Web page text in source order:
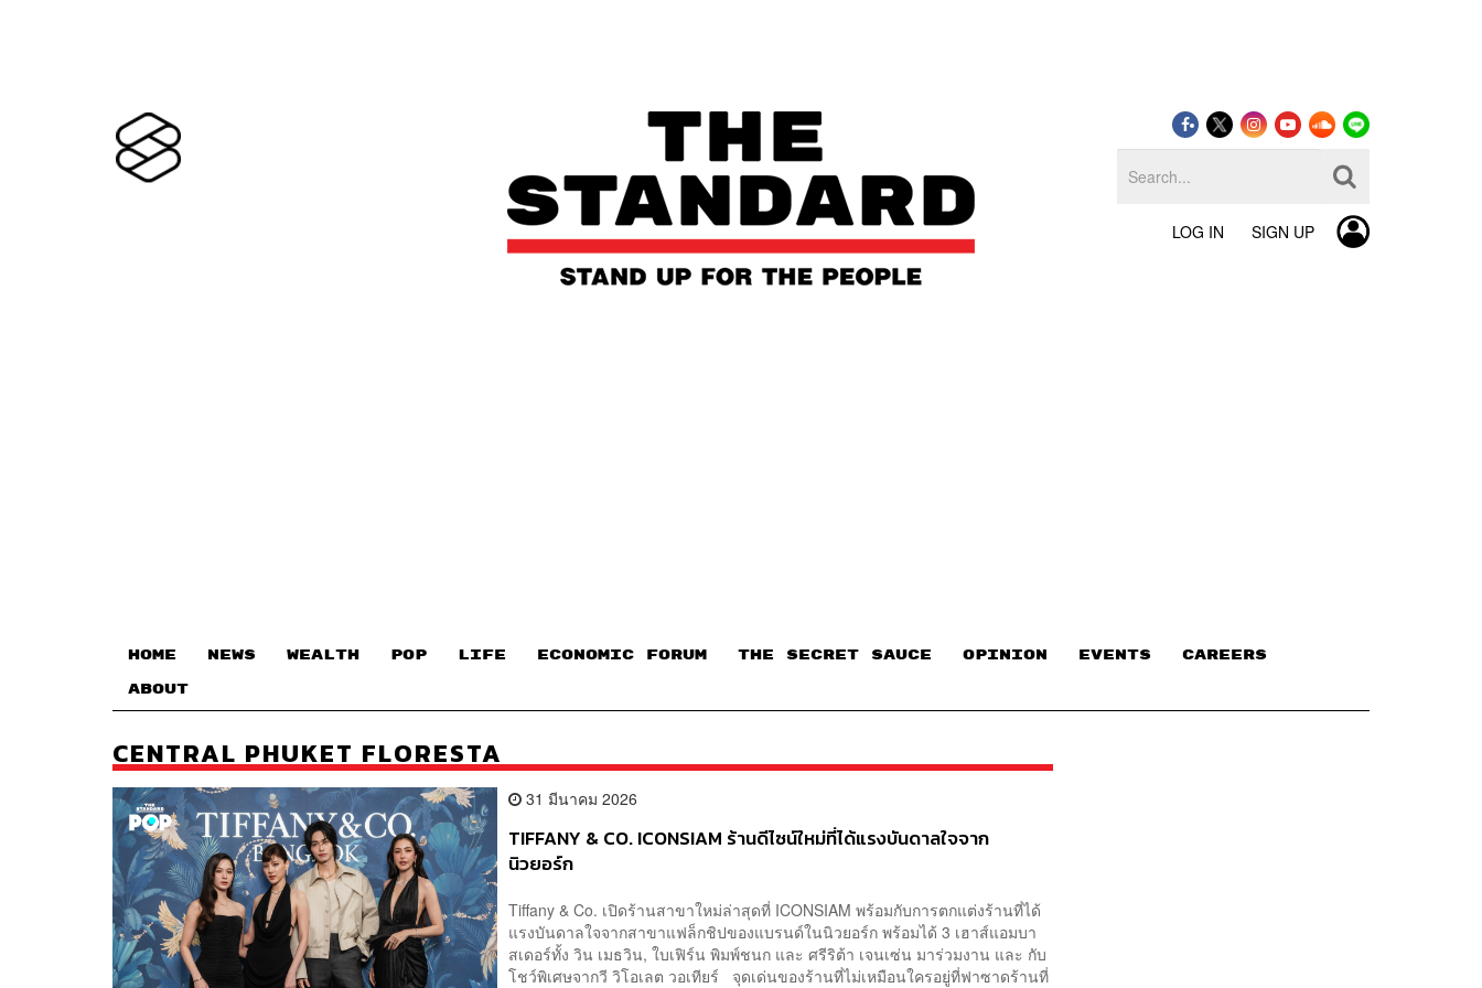
LOG IN SIGN UP
HOME NEWS WEALTH POP LIFE ECONOMIC FORUM THE SECRET SAUCE​ OPINION EVENTS CAREERS
ABOUT
CENTRAL PHUKET FLORESTA
31 มีนาคม 2026
TIFFANY & CO. ICONSIAM ร้านดีไซน์ใหม่ที่ได้แรงบันดาลใจจาก
นิวยอร์ก
Tiffany & Co. เปิดร้านสาขาใหม่ล่าสุดที่ ICONSIAM พร้อมกับการตกแต่งร้านที่ได้
แรงบันดาลใจจากสาขาแฟล็กชิปของแบรนด์ในนิวยอร์ก พร้อมได้ 3 เฮาส์แอมบา
สเดอร์ทั้ง วิน เมธวิน, ใบเฟิร์น พิมพ์ชนก และ ศรีริต้า เจนเซ่น มาร่วมงาน และ กับ
โชว์พิเศษจากวี วิโอเลต วอเทียร์ จุดเด่นของร้านที่ไม่เหมือนใครอยู่ที่ฟาซาดร้านที่